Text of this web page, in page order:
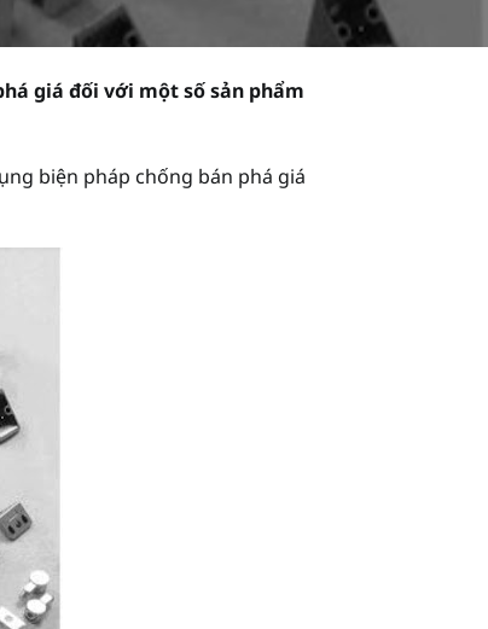
giá đối với một số sản phẩm
biện pháp chống bán phá giá